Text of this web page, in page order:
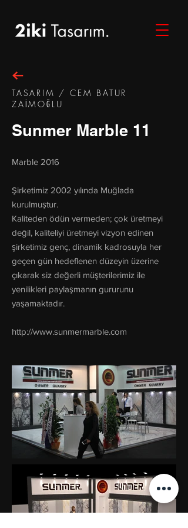
TASARIM / CEM BATUR
ZAİMOĞLU
Sunmer Marble 11
Marble 2016
Şirketimiz 2002 yılında Muğlada
kurulmuştur.
Kaliteden ödün vermeden; çok üretmeyi
değil, kaliteliyi üretmeyi vizyon edinen
şirketimiz genç, dinamik kadrosuyla her
geçen gün hedeflenen düzeyin üzerine
çıkarak siz değerli müşterilerimiz ile
yenilikleri paylaşmanın gururunu
yaşamaktadır.
http://www.sunmermarble.com